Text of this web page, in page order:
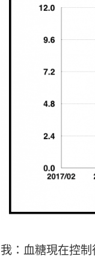
我：血糖現在控